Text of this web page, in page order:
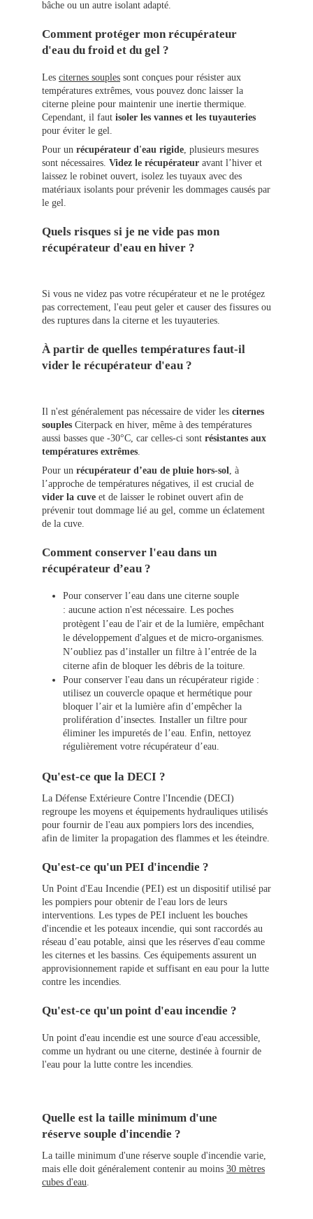
bâche ou un autre isolant adapté.
Comment protéger mon récupérateur
d'eau du froid et du gel ?
Les citernes souples sont conçues pour résister aux
températures extrêmes, vous pouvez donc laisser la
citerne pleine pour maintenir une inertie thermique.
Cependant, il faut isoler les vannes et les tuyauteries
pour éviter le gel.
Pour un récupérateur d'eau rigide, plusieurs mesures
sont nécessaires. Videz le récupérateur avant l’hiver et
laissez le robinet ouvert, isolez les tuyaux avec des
matériaux isolants pour prévenir les dommages causés par
le gel.
Quels risques si je ne vide pas mon
récupérateur d'eau en hiver ?
Si vous ne videz pas votre récupérateur et ne le protégez
pas correctement, l'eau peut geler et causer des fissures ou
des ruptures dans la citerne et les tuyauteries.
À partir de quelles températures faut-il
vider le récupérateur d'eau ?
Il n'est généralement pas nécessaire de vider les citernes
souples Citerpack en hiver, même à des températures
aussi basses que -30°C, car celles-ci sont résistantes aux
températures extrêmes.
Pour un récupérateur d’eau de pluie hors-sol, à
l’approche de températures négatives, il est crucial de
vider la cuve et de laisser le robinet ouvert afin de
prévenir tout dommage lié au gel, comme un éclatement
de la cuve.
Comment conserver l'eau dans un
récupérateur d’eau ?
Pour conserver l’eau dans une citerne souple
: aucune action n'est nécessaire. Les poches
protègent l’eau de l'air et de la lumière, empêchant
le développement d'algues et de micro-organismes.
N’oubliez pas d’installer un filtre à l’entrée de la
citerne afin de bloquer les débris de la toiture.
Pour conserver l'eau dans un récupérateur rigide :
utilisez un couvercle opaque et hermétique pour
bloquer l’air et la lumière afin d’empêcher la
prolifération d’insectes. Installer un filtre pour
éliminer les impuretés de l’eau. Enfin, nettoyez
régulièrement votre récupérateur d’eau.
Qu'est-ce que la DECI ?
La Défense Extérieure Contre l'Incendie (DECI)
regroupe les moyens et équipements hydrauliques utilisés
pour fournir de l'eau aux pompiers lors des incendies,
afin de limiter la propagation des flammes et les éteindre.
Qu'est-ce qu'un PEI d'incendie ?
Un Point d'Eau Incendie (PEI) est un dispositif utilisé par
les pompiers pour obtenir de l'eau lors de leurs
interventions. Les types de PEI incluent les bouches
d'incendie et les poteaux incendie, qui sont raccordés au
réseau d’eau potable, ainsi que les réserves d'eau comme
les citernes et les bassins. Ces équipements assurent un
approvisionnement rapide et suffisant en eau pour la lutte
contre les incendies.
Qu'est-ce qu'un point d'eau incendie ?
Un point d'eau incendie est une source d'eau accessible,
comme un hydrant ou une citerne, destinée à fournir de
l'eau pour la lutte contre les incendies.
Quelle est la taille minimum d'une
réserve souple d'incendie ?
La taille minimum d'une réserve souple d'incendie varie,
mais elle doit généralement contenir au moins 30 mètres
cubes d'eau.